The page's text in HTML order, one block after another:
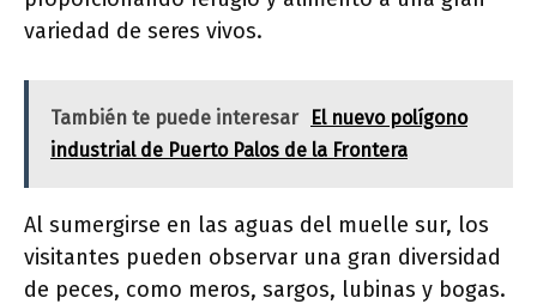
variedad de seres vivos.
También te puede interesar
El nuevo polígono
industrial de Puerto Palos de la Frontera
Al sumergirse en las aguas del muelle sur, los
visitantes pueden observar una gran diversidad
de peces, como meros, sargos, lubinas y bogas.